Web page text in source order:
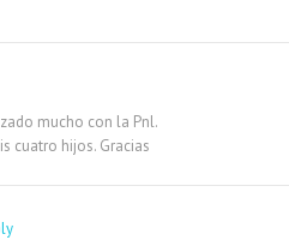
mucho con la Pnl.
cuatro hijos. Gracias